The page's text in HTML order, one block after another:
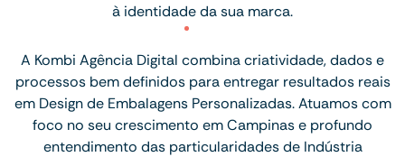
à identidade da sua marca.
A Kombi Agência Digital combina criatividade, dados e
processos bem definidos para entregar resultados reais
em Design de Embalagens Personalizadas. Atuamos com
foco no seu crescimento em Campinas e profundo
entendimento das particularidades de Indústria